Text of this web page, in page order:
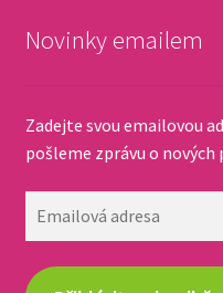
Novinky emailem
Zadejte svou emailovou
pošleme zprávu o nových